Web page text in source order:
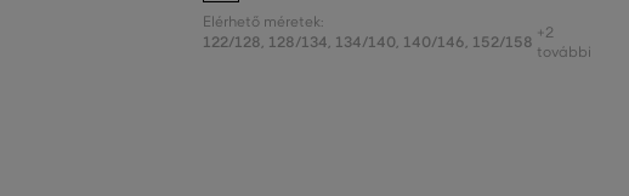
Elérhető méretek:
122/128, 128/134, 134/140, 140/146, 152/158 +2
további